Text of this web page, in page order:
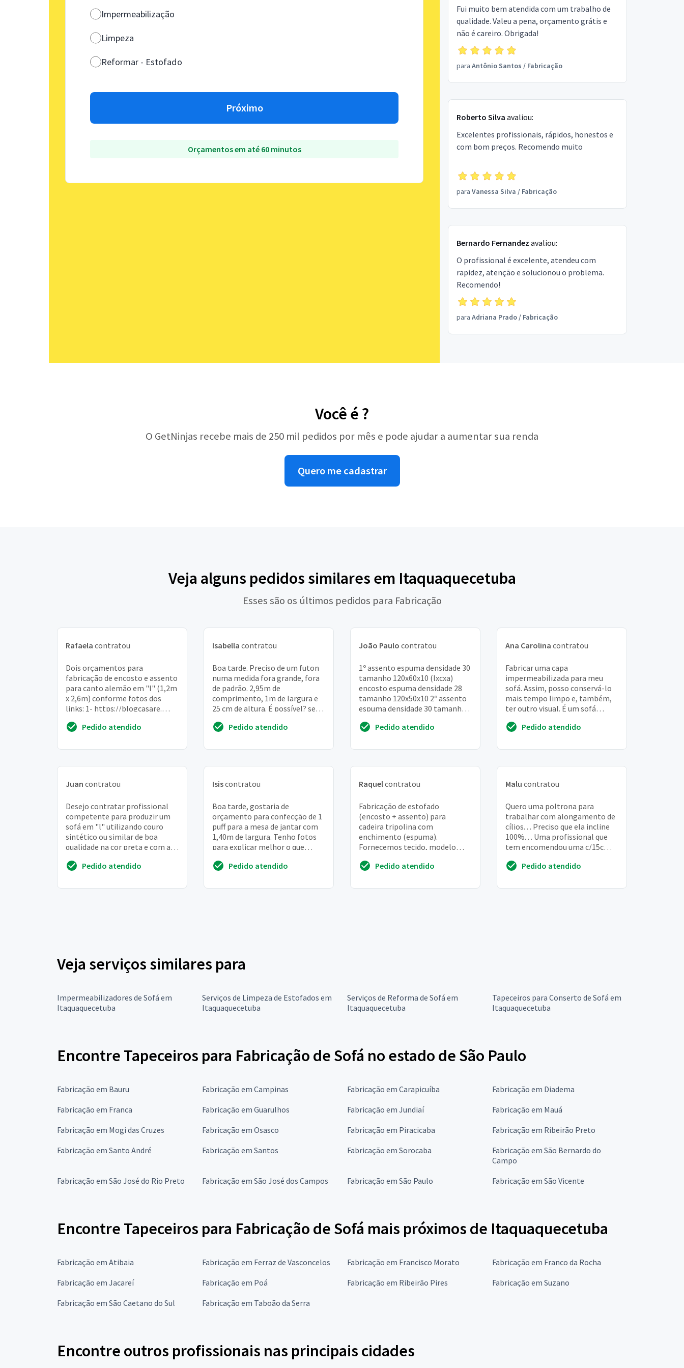
Impermeabilização
Limpeza
Reformar - Estofado
Próximo
Orçamentos em até 60 minutos
Fui muito bem atendida com um trabalho de
qualidade. Valeu a pena, orçamento grátis e
não é careiro. Obrigada!
para Antônio Santos / Fabricação
Roberto Silva avaliou:
Excelentes profissionais, rápidos, honestos e
com bom preços. Recomendo muito
para Vanessa Silva / Fabricação
Bernardo Fernandez avaliou:
O profissional é excelente, atendeu com
rapidez, atenção e solucionou o problema.
Recomendo!
para Adriana Prado/ Fabricação
Você é ?
O GetNinjas recebe mais de 250 mil pedidos por mês e pode ajudar a aumentar sua renda
Quero me cadastrar
Veja alguns pedidos similares em Itaquaquecetuba
Esses são os últimos pedidos para Fabricação
Rafaela contratou
Dois orçamentos para
fabricação de encosto e assento
para canto alemão em "l" (1,2m
x 2,6m) conforme fotos dos
links: 1- https://blogcasare.
Com/2016/02/canto-alemao-
Pedido atendido
Isabella contratou
Boa tarde. Preciso de um futon
numa medida fora grande, fora
de padrão. 2,95m de
comprimento, 1m de largura e
25 cm de altura. É possível? será
Estou pensando ...
Pedido atendido
João Paulo contratou
1º assento espuma densidade 30
tamanho 120x60x10 (lxcxa)
encosto espuma densidade 28
tamanho 120x50x10 2º assento
espuma densidade 30 tamanho
espuma densidade 28 ...
Pedido atendido
Ana Carolina contratou
Fabricar uma capa
impermeabilizada para meu
sofá. Assim, posso conservá-lo
mais tempo limpo e, também,
ter outro visual. É um sofá
Pedido atendido
Juan contratou
Desejo contratar profissional
competente para produzir um
sofá em "l" utilizando couro
sintético ou similar de boa
qualidade na cor preta e com a
boa qualid...
Pedido atendido
Isiscontratou
Boa tarde, gostaria de
orçamento para confecção de 1
puff para a mesa de jantar com
1,40m de largura. Tenho fotos
para explicar melhor o que
whatsapp (11)*...
Pedido atendido
Raquelcontratou
Fabricação de estofado
(encosto + assento) para
cadeira tripolina com
enchimento (espuma).
Fornecemos tecido, modelo
reduzida para 90% do original).
Pedido atendido
Malu contratou
Quero uma poltrona para
trabalhar com alongamento de
cílios. . . Preciso que ela incline
100%. . . Uma profissional que
tem encomendou uma c/15cm
papai. . . . ...
Pedido atendido
Veja serviços similares para
Impermeabilizadores de Sofá em
Itaquaquecetuba
Serviços de Limpeza de Estofados em
Itaquaquecetuba
Serviços de Reforma de Sofá em
Itaquaquecetuba
Tapeceiros para Conserto de Sofá em
Itaquaquecetuba
Encontre Tapeceiros para Fabricação de Sofá no estado de São Paulo
Fabricação em Bauru Fabricação em Campinas Fabricação em Carapicuíba
Fabricação em Diadema
Fabricação em Franca
Fabricação em Guarulhos Fabricação em Jundiaí
Fabricação em Mauá
Fabricação em Mogi das Cruzes
Fabricação em Osasco Fabricação em Piracicaba
Fabricação em Ribeirão Preto
Fabricação em Santo André
Fabricação em Santos Fabricação em Sorocaba
Fabricação em São Bernardo do
Campo
Fabricação em São José do Rio Preto
Fabricação em São José dos Campos Fabricação em São Paulo Fabricação em São Vicente
Encontre Tapeceiros para Fabricação de Sofá mais próximos de Itaquaquecetuba
Fabricação em Atibaia Fabricação em Ferraz de Vasconcelos Fabricação em Francisco Morato
Fabricação em Franco da Rocha
Fabricação em Jacareí
Fabricação em Poá Fabricação em Ribeirão Pires
Fabricação em Suzano
Fabricação em São Caetano do Sul
Fabricação em Taboão da Serra
Encontre outros profissionais nas principais cidades